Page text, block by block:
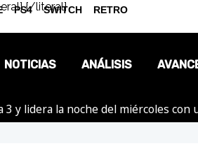
{/literal}
NOTICIAS
OPINIÓN
ANÁLISIS
3 y lidera la noche del miércoles con
PS4 SWITCH RETRO